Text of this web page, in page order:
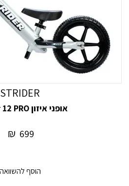
STRIDER
אופני איזון Strider 12 PRO
699
₪